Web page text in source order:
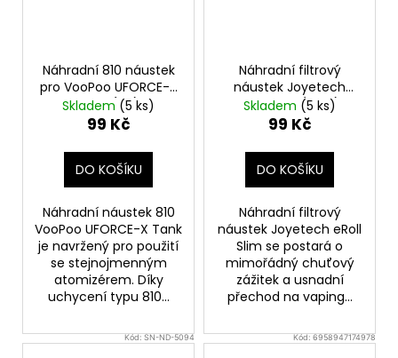
Náhradní 810 náustek
pro VooPoo UFORCE-X
Tank (1ks)
Skladem (5 ks)
99 Kč
DO KOŠÍKU
Náhradní náustek 810
VooPoo UFORCE-X Tank
je navržený pro použití
se stejnojmenným
atomizérem. Díky
uchycení typu 810...
Náhradní filtrový
náustek Joyetech
eRoll Slim (20ks)
Skladem (5 ks)
99 Kč
DO KOŠÍKU
Náhradní filtrový
náustek Joyetech eRoll
Slim se postará o
mimořádný chuťový
zážitek a usnadní
přechod na vaping...
Kód: SN-ND-5094 Kód: 6958947174978